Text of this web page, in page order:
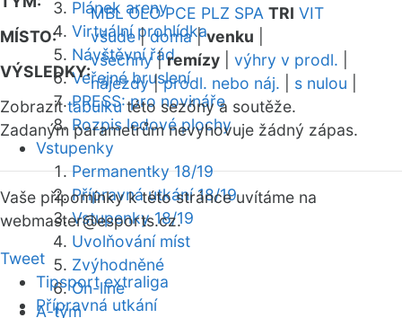
Plánek areny
Virtuální prohlídka
Návštěvní řád
Veřejné bruslení
PRESS: pro novináře
Rozpis ledové plochy
Vstupenky
Permanentky 18/19
Přípravná utkání 18/19
Vstupenky 18/19
Uvolňování míst
Zvýhodněné
On-line
A-tým
MBL OLO PCE PLZ SPA TRI VIT
MÍSTO:
všude|doma|venku
VÝSLEDKY:
všechny|remízy výhry v prodl.
nájezdy|prodl. nebo náj. s nulou
Zobrazittabulkutéto sezóny a soutěže.
Zadaným parametrům nevyhovuje žádný zápas.
Vaše připomínky k této stránce uvítáme na
webmaster@esports.cz.
Tweet
Tipsport extraliga
Přípravná utkání